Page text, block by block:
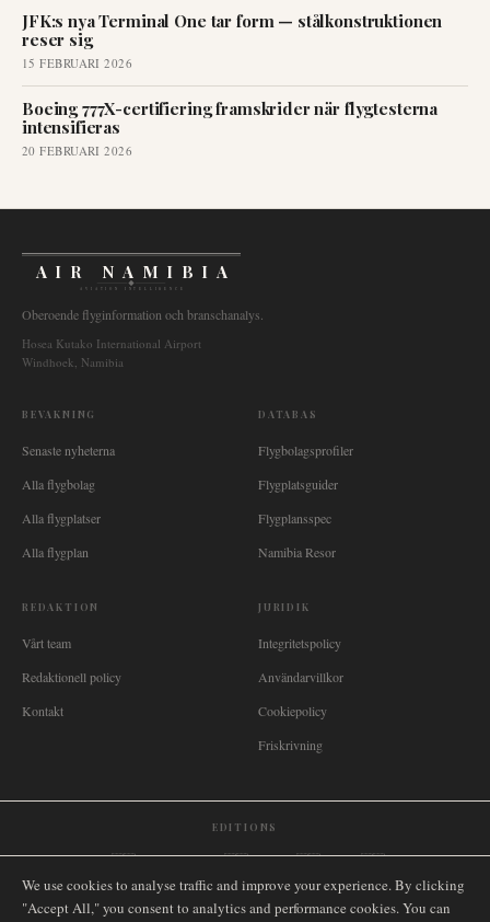
JFK:s nya Terminal One tar form — stålkonstruktionen
reser sig
15 FEBRUARI 2026
Boeing 777X-certifiering framskrider när flygtesterna
intensifieras
20 FEBRUARI 2026
AIR NAMIBIA
AVIATION INTELLIGENCE
Oberoende flyginformation och branschanalys.
Hosea Kutako International Airport
Windhoek, Namibia
BEVAKNING
Senaste nyheterna
Alla flygbolag
Alla flygplatser
Alla flygplan
DATABAS
Flygbolagsprofiler
Flygplatsguider
Flygplansspec
Namibia Resor
REDAKTION
Vårt team
Redaktionell policy
Kontakt
JURIDIK
Integritetspolicy
Användarvillkor
Cookiepolicy
Friskrivning
EDITIONS
🌐 International🇬🇧 United Kingdom🇦🇺 Australia🇨🇦 Canada🇳🇿 New Zealand
🇿🇦 South Africa🇸🇬 Singapore 🇩🇪 Deutschland🇳🇱 Nederland🇫🇷 France
🇮🇹 Italia🇪🇸 España 🇧🇷 Brasil🇸🇪 Sverige🇳🇴 Norge🇩🇰 Danmark
We use cookies to analyse traffic and improve your experience. By clicking
"Accept All," you consent to analytics and performance cookies. You can